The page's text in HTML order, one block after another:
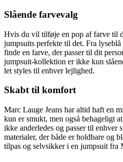
Slående farvevalg
Hvis du vil tilføje en pop af farve til
jumpsuits perfekte til det. Fra
finde en farve, der passer til dit
jumpsuit-kollektion er ikke kun
let styles til enhver lejlighed.
Skabt til komfort
Marc Lauge Jeans har altid haft en
kun er smukt, men også behageligt
ikke anderledes og passer til enhver
materialer, der både er holdbare og
tilpas og selvsikker i en jumpsuit fra